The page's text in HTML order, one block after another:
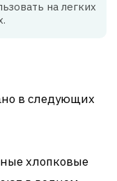
на легких
в следующих
хлопковые